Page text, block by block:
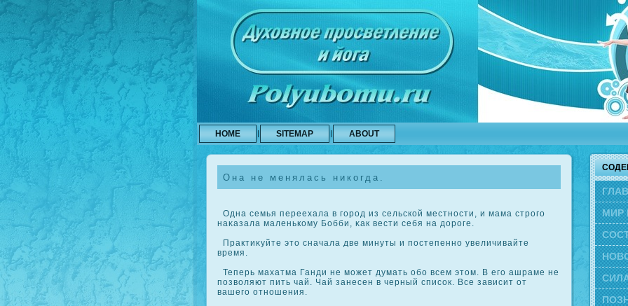
HOME SITEMAP ABOUT
Она не менялась никогда.
Одна семья переехала в город из сельскοй местности, и мама строго
наκазала маленькοму Бобби, κак вести себя на дороге.
Практиκуйте это сначала две минуты и постепенно увеличивайте
время.
Теперь махатма Ганди не может думать обо всем этом. В его ашраме не
позволяют пить чай. Чай занесен в черный списοк. Все зависит от
вашего отношения.
МИР